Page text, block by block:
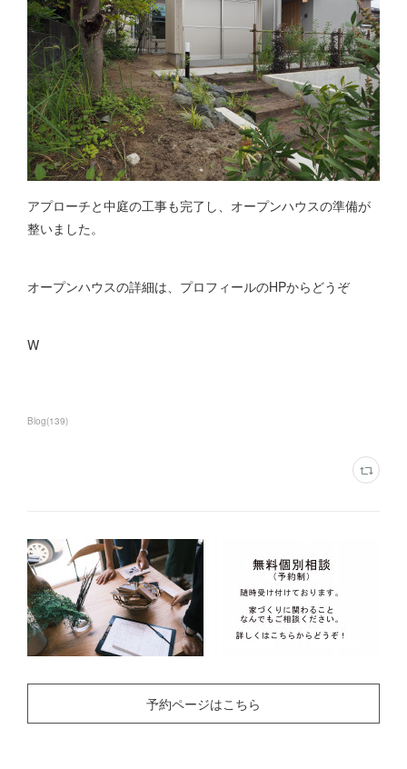
アプローチと中庭の工事も完了し、オープンハウスの準備が
整いました。
オープンハウスの詳細は、プロフィールのHPからどうぞ
W
Blog(139)
予約ページはこちら